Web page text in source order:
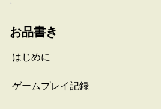
お品書き
はじめに
ゲームプレイ記録